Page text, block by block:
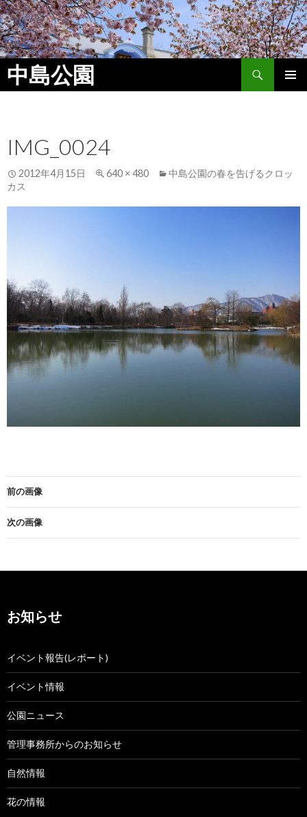
中島公園
検
索
ツ
へ
ス
キ
ッ
プ
IMG_0024
2012年4月15日 640 × 480
中島公園の春を告げるクロッ
カス
前の画像
次の画像
お知らせ
イベント報告(レポート)
イベント情報
公園ニュース
管理事務所からのお知らせ
自然情報
花の情報